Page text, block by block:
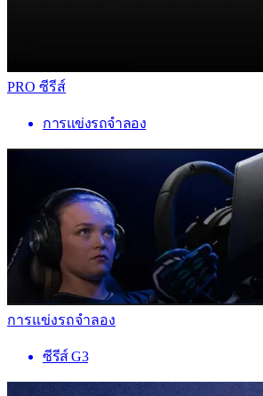
PRO ซีรีส์
การแข่งรถจำลอง
การแข่งรถจำลอง
ซีรีส์ G3